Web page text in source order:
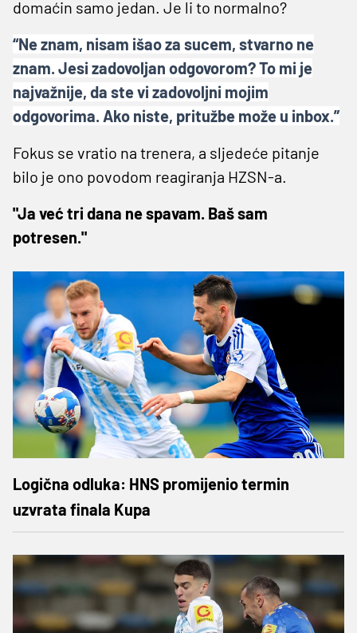
domaćin samo jedan. Je li to normalno?
“Ne znam, nisam išao za sucem, stvarno ne
znam. Jesi zadovoljan odgovorom? To mi je
najvažnije, da ste vi zadovoljni mojim
odgovorima. Ako niste, pritužbe može u inbox.”
Fokus se vratio na trenera, a sljedeće pitanje
bilo je ono povodom reagiranja HZSN-a.
"Ja već tri dana ne spavam. Baš sam
potresen."
Logična odluka: HNS promijenio termin
uzvrata finala Kupa